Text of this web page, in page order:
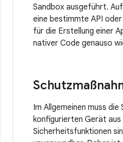
Sandbox ausgeführt.
eine bestimmte API
für die Erstellung einer
nativer Code genauso
Im Allgemeinen muss
konfigurierten Gerät aus
Sicherheitsfunktionen